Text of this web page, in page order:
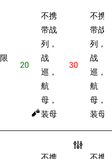
打开/关
意编辑后公开展示。
分享此页面
查看 更多
信息
数据
20
不携
带战
列，
战
巡，
航
母，
装母
30
不携
带战
列，
战
巡，
航
母，
装母